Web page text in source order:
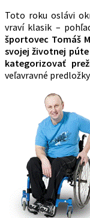
Toto roku oslávi
vraví klasik –
športovec Tomáš
svojej životnej
kategorizovať
veľavravné